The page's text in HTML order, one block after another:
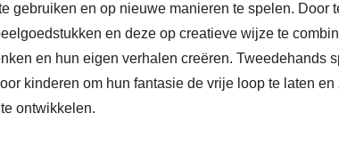
gebruiken en op nieuwe manieren te spelen. Door
en deze op creatieve wijze te
en hun eigen verhalen creëren. Tweedehands
kinderen om hun fantasie de vrije loop te laten en
ontwikkelen.